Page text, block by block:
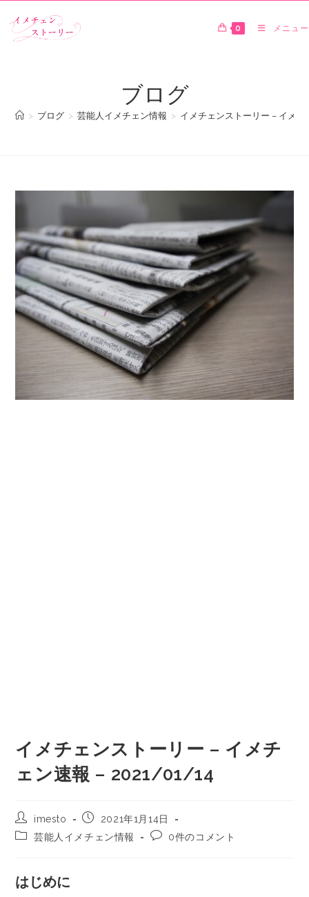
0 メニュー
ブログ
> ブログ > 芸能人イメチェン情報 > イメチェンストーリー – イメ
イメチェンストーリー – イメチ
ェン速報 – 2021/01/14
imesto
2021年1月14日
芸能人イメチェン情報
0件のコメント
はじめに